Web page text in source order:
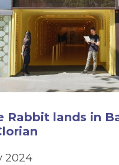
Rabbit lands in
2024